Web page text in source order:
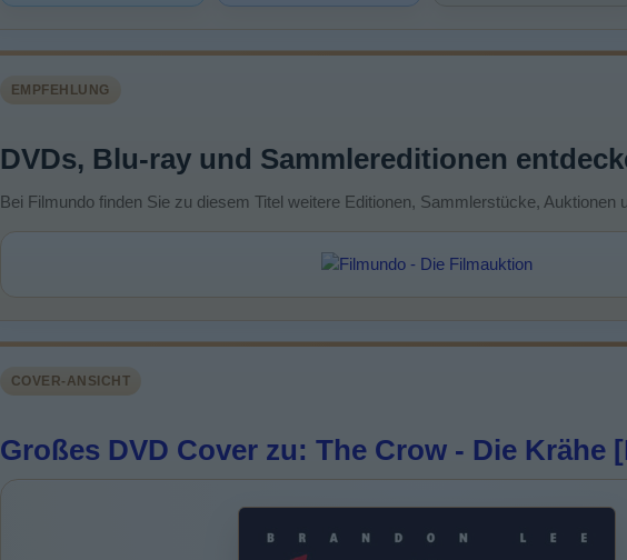
EMPFEHLUNG
DVDs, Blu-ray und Sammlereditionen
Bei Filmundo finden Sie zu diesem Titel weitere Editionen, Sammlerstücke, Auktionen
COVER-ANSICHT
Großes DVD Cover zu: The Crow - Die Krähe